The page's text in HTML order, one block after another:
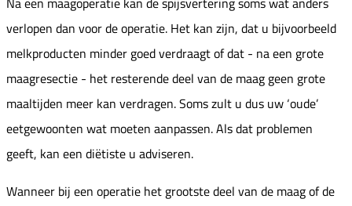
verlopen dan voor de operatie. Het kan zijn, dat u bijvoorbeeld
melkproducten minder goed verdraagt of dat - na een grote
maagresectie - het resterende deel van de maag geen grote
maaltijden meer kan verdragen. Soms zult u dus uw ‘oude’
eetgewoonten wat moeten aanpassen. Als dat problemen
geeft, kan een diëtiste u adviseren.
Wanneer bij een operatie het grootste deel van de maag of de